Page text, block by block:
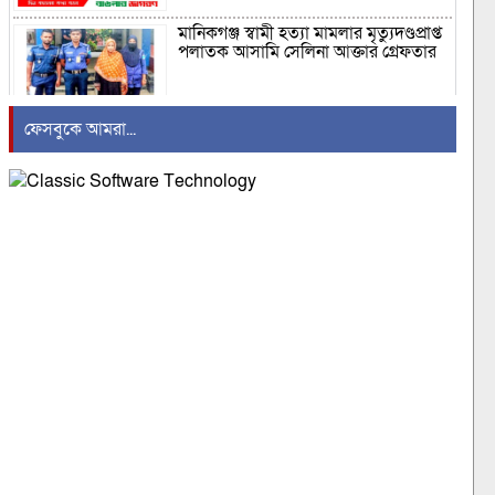
মানিকগঞ্জ স্বামী হত্যা মামলার মৃত্যুদণ্ডপ্রাপ্ত
পলাতক আসামি সেলিনা আক্তার গ্রেফতার
উৎখাত হয়ে যাবেন – খায়ের ভূঁইয়া এমপি
ফেসবুকে আমরা...